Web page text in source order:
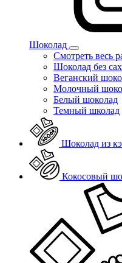
Шоколад
Смотреть весь
Шоколад без
Веганский
Молочный
Белый шоколад
Темный школад
Шоколад из
Кокосовый